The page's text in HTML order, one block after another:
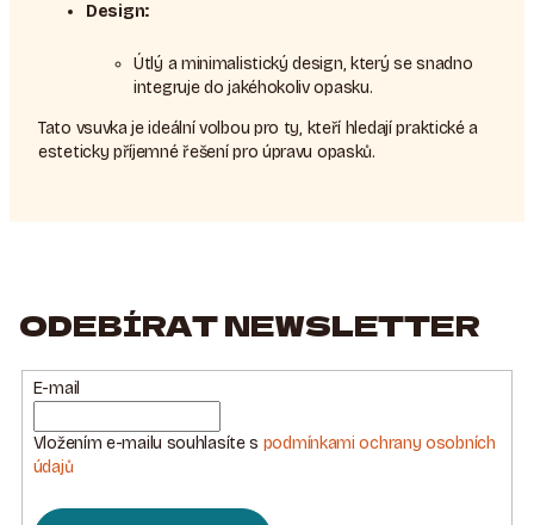
Design:
Útlý a minimalistický design, který se snadno
integruje do jakéhokoliv opasku.
Tato vsuvka je ideální volbou pro ty, kteří hledají praktické a
esteticky příjemné řešení pro úpravu opasků.
ODEBÍRAT NEWSLETTER
E-mail
Vložením e-mailu souhlasíte s podmínkami ochrany osobních
údajů